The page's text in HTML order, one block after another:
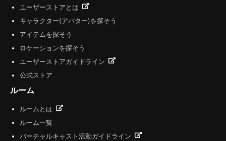
ユーザーストアとは
キャラクター(アバター)を探そう
アイテムを探そう
ロケーションを探そう
ユーザーストアガイドライン
公式ストア
ルーム
ルームとは
ルーム一覧
バーチャルキャスト活動ガイドライン